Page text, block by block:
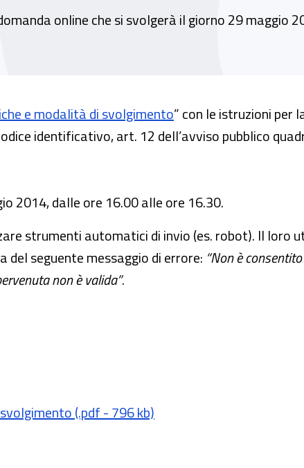
online che si svolgerà il giorno 29 maggio
e modalità di svolgimento” con le istruzioni per
identificativo,art. 12 dell’avviso pubblico
2014,dalle ore 16.00 alle ore 16.30.
strumenti automatici di invio (es. robot). Il loro
seguente messaggio di errore: “Non è
non è valida”.
(.pdf - 796 kb)